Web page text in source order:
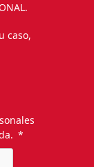
caso,